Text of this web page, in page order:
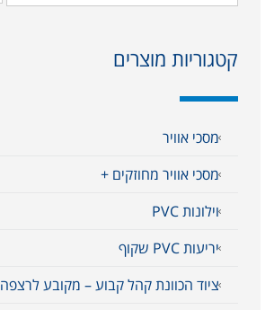
קטגוריות מוצרים
מסכי אוויר
מסכי אוויר מחוזקים +
וילונות PVC
יריעות PVC שקוף
ציוד הכוונת קהל קבוע – מקובע לרצפה